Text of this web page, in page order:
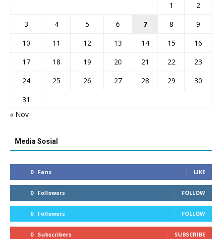
1
2
3
4 5 6 7 8
9
10
11 12 13 14 15
16
17
18 19 20 21 22
23
24
25 26 27 28 29
30
31
« Nov
Media Sosial
0 Fans LIKE
0 Followers FOLLOW
0 Followers FOLLOW
0 Subscribers SUBSCRIBE